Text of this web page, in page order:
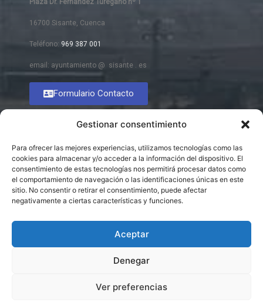
Gestionar consentimiento
Para ofrecer las mejores experiencias, utilizamos tecnologías como las
cookies para almacenar y/o acceder a la información del dispositivo. El
consentimiento de estas tecnologías nos permitirá procesar datos como
el comportamiento de navegación o las identificaciones únicas en este
sitio. No consentir o retirar el consentimiento, puede afectar
negativamente a ciertas características y funciones.
Aceptar
Denegar
Ver preferencias
Plaza Dr. Fernández Turégano nº 1
16700 Sisante, Cuenca
Teléfono: 969 387 001
email: ayuntamiento @ sisante . es
Formulario Contacto